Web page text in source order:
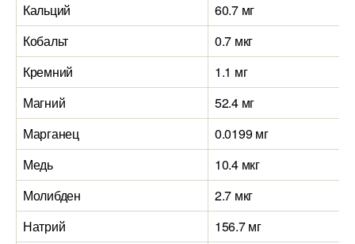
Кальций
60.7 мг
Кобальт
0.7 мкг
Кремний
1.1 мг
Магний
52.4 мг
Марганец
0.0199 мг
Медь
10.4 мкг
Молибден
2.7 мкг
Натрий
156.7 мг